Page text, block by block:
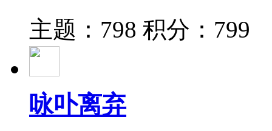
主题：798 积分：799
咏卟离弃